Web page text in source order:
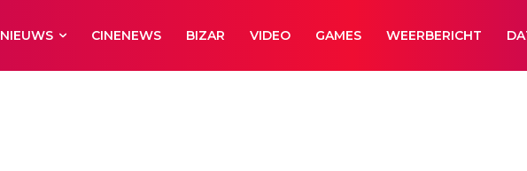
NIEUWS CINENEWS BIZAR VIDEO GAMES WEERBERICHT